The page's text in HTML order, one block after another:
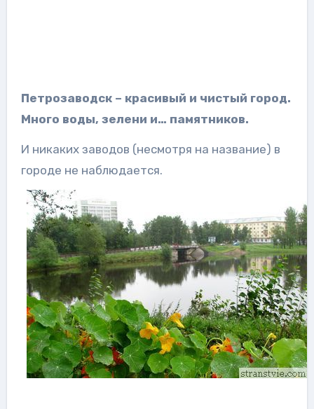
Петрозаводск – красивый и чистый город.
Много воды, зелени и… памятников.
И никаких заводов (несмотря на название) в
городе не наблюдается.